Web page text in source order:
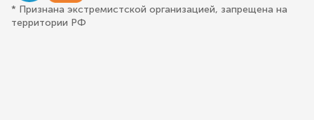
* Признана экстремистской организацией, запрещена на
территории РФ